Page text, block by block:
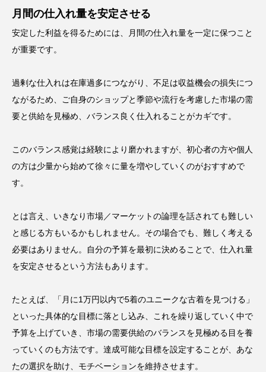
月間の仕入れ量を安定させる
安定した利益を得るためには、月間の仕入れ量を一定に保つこと
が重要です。
過剰な仕入れは在庫過多につながり、不足は収益機会の損失につ
ながるため、ご自身のショップと季節や流行を考慮した市場の需
要と供給を見極め、バランス良く仕入れることがカギです。
このバランス感覚は経験により磨かれますが、初心者の方や個人
の方は少量から始めて徐々に量を増やしていくのがおすすめで
す。
とは言え、いきなり市場／マーケットの論理を話されても難しい
と感じる方もいるかもしれません。その場合でも、難しく考える
必要はありません。自分の予算を最初に決めることで、仕入れ量
を安定させるという方法もあります。
たとえば、「月に1万円以内で5着のユニークな古着を見つける」
といった具体的な目標に落とし込み、これを繰り返していく中で
予算を上げていき、市場の需要供給のバランスを見極める目を養
っていくのも方法です。達成可能な目標を設定することが、あな
たの選択を助け、モチベーションを維持させます。